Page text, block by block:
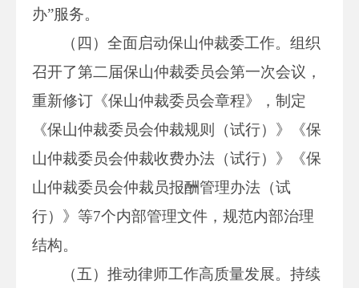
办”服务。
（四）全面启动保山仲裁委工作。组织
召开了第二届保山仲裁委员会第一次会议，
重新修订《保山仲裁委员会章程》，制定
《保山仲裁委员会仲裁规则（试行）》《保
山仲裁委员会仲裁收费办法（试行）》《保
山仲裁委员会仲裁员报酬管理办法（试
行）》等7个内部管理文件，规范内部治理
结构。
（五）推动律师工作高质量发展。持续